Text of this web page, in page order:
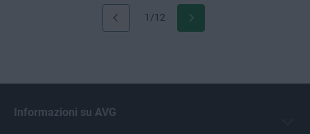
1/12
Informazioni su AVG